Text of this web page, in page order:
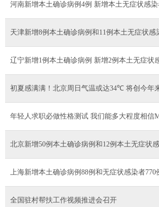
河南新增本土确诊病例4例 新增本土无症状感染
天津新增8例本土确诊病例和11例本土无症状感
辽宁新增1例本土确诊病例 新增2例本土无症状
初夏感满满！北京周日气温或达34℃ 将创今年
年轻人求职必做性格测试 我们能多大程度相信
北京新增50例本土确诊病例和12例本土无症状
上海新增本土确诊病例88例和无症状感染者770
全国驻村帮扶工作视频推进会召开